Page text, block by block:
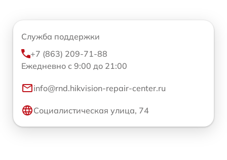
Служба поддержки
+7 (863) 209-71-88
Ежедневно с 9:00 до 21:00
info@rnd.hikvision-repair-center.ru
Социалистическая улица, 74